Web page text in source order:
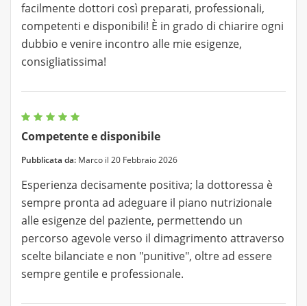
facilmente dottori così preparati, professionali,
competenti e disponibili! È in grado di chiarire ogni
dubbio e venire incontro alle mie esigenze,
consigliatissima!
Competente e disponibile
Pubblicata da: Marco il 20 Febbraio 2026
Esperienza decisamente positiva; la dottoressa è
sempre pronta ad adeguare il piano nutrizionale
alle esigenze del paziente, permettendo un
percorso agevole verso il dimagrimento attraverso
scelte bilanciate e non "punitive", oltre ad essere
sempre gentile e professionale.